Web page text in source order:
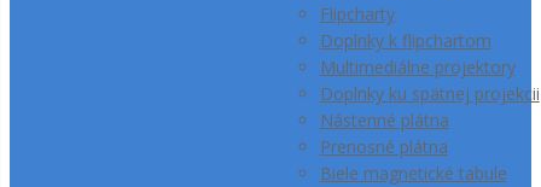
Flipcharty
Doplnky k flipchartom
Multimediálne projektory
Doplnky ku spätnej projekcii
Nástenné plátna
Prenosné plátna
Biele magnetické tabule